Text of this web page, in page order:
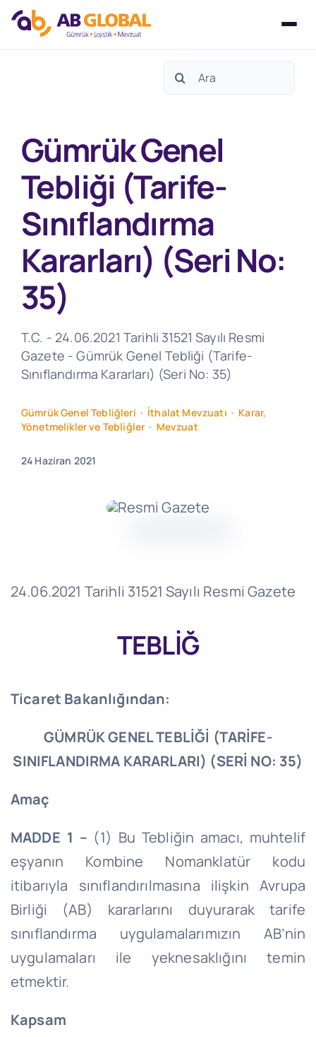
Search
Gümrük Genel
Tebliği (Tarife-
Sınıflandırma
Kararları) (Seri No:
35)
T.C. - 24.06.2021 Tarihli 31521 Sayılı Resmi
Gazete - Gümrük Genel Tebliği (Tarife-
Sınıflandırma Kararları) (Seri No: 35)
Gümrük Genel Tebliğleri • İthalat Mevzuatı • Karar,
Yönetmelikler ve Tebliğler • Mevzuat
24 Haziran 2021
24.06.2021 Tarihli 31521 Sayılı Resmi Gazete
TEBLİĞ
Ticaret Bakanlığından:
GÜMRÜK GENEL TEBLİĞİ (TARİFE-
SINIFLANDIRMA KARARLARI) (SERİ NO: 35)
Amaç
MADDE 1 – (1) Bu Tebliğin amacı, muhtelif
eşyanın Kombine Nomanklatür kodu
itibarıyla sınıflandırılmasına ilişkin Avrupa
Birliği (AB) kararlarını duyurarak tarife
sınıflandırma uygulamalarımızın AB’nin
uygulamaları ile yeknesaklığını temin
etmektir.
Kapsam